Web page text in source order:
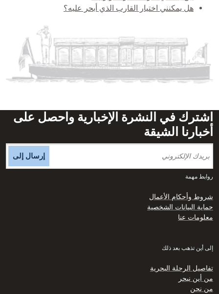
هل يمكنني اختيار القارب الذي أبحر عليه؟
اشترك في النشرة الإخبارية واحصل على
أخبارنا الشيقة
إرسال إلى
روابط مهمة
شروط وأحكام الأعمال
حماية البيانات الشخصية
معلومات عنا
إلى أين تذهب بعد ذلك
تفاصيل الرحلة البحرية
من أين نبحر
من نحن